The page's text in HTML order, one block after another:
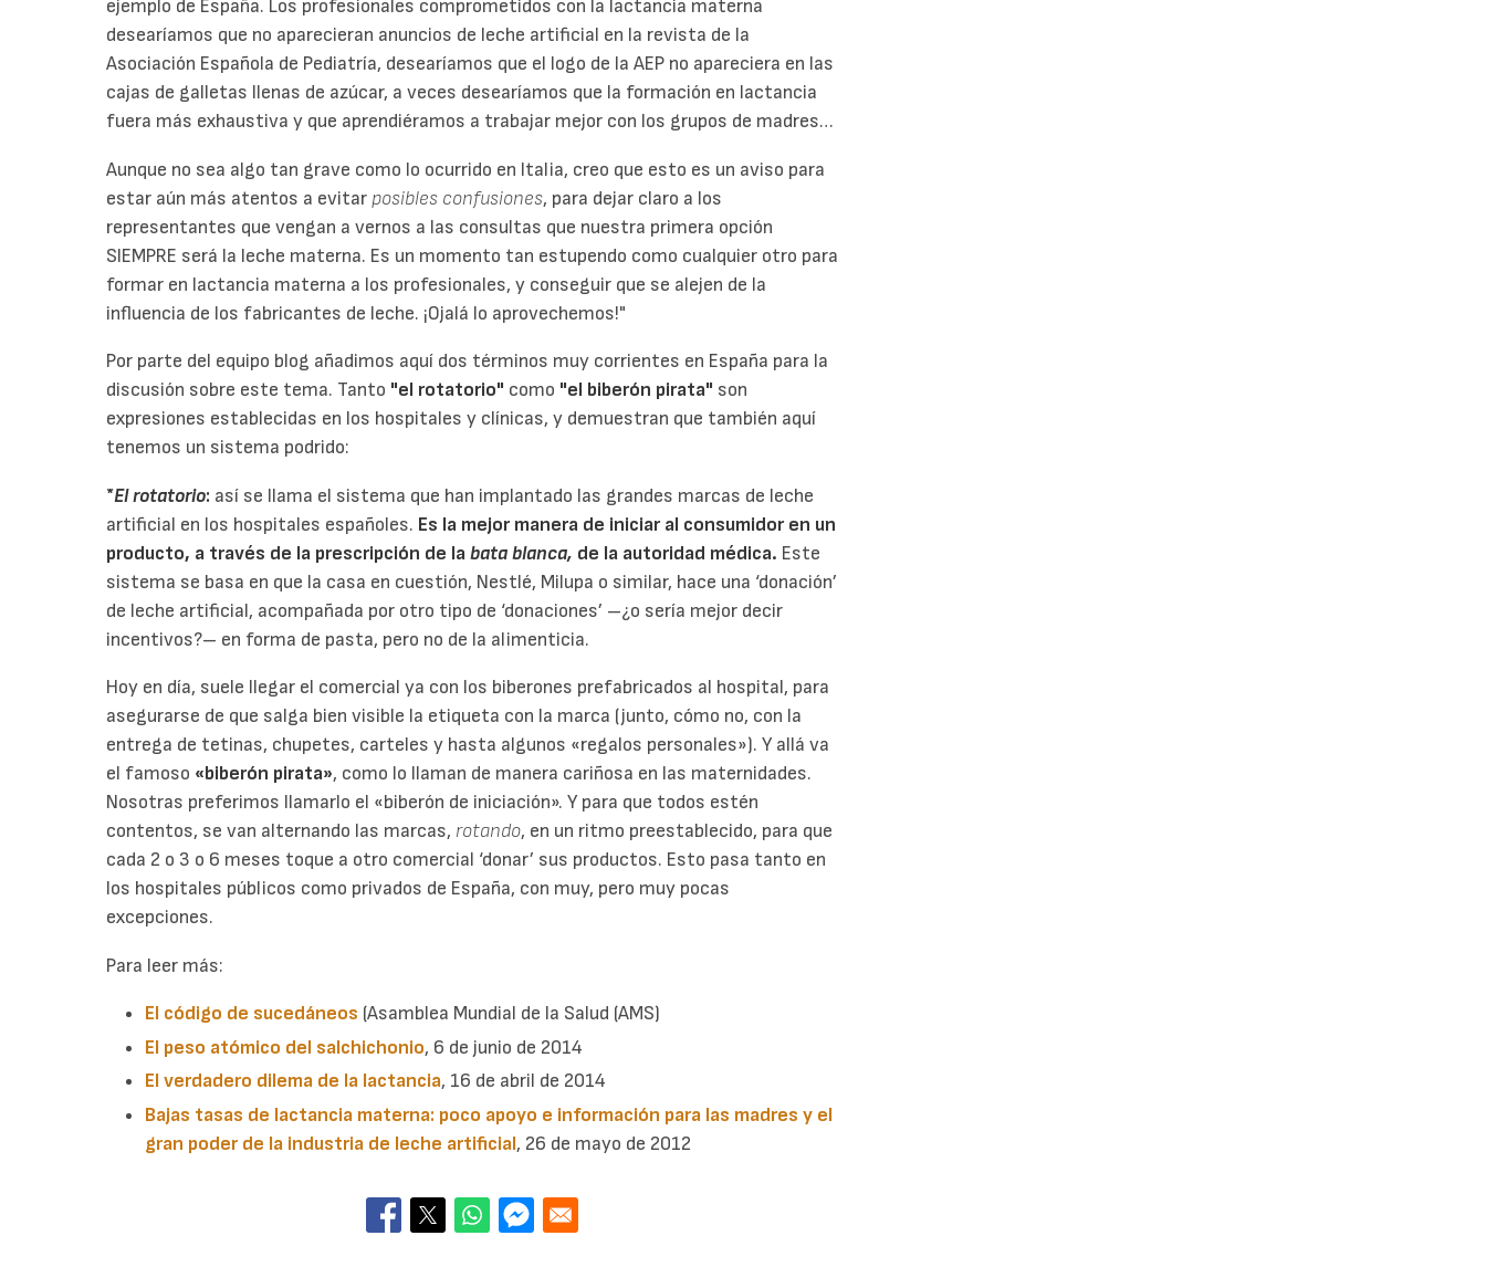
ejemplo de España. Los profesionales comprometidos con la lactancia materna
desearíamos que no aparecieran anuncios de leche artificial en la revista de la
Asociación Española de Pediatría, desearíamos que el logo de la AEP no apareciera en las
cajas de galletas llenas de azúcar, a veces desearíamos que la formación en lactancia
fuera más exhaustiva y que aprendiéramos a trabajar mejor con los grupos de madres…
Aunque no sea algo tan grave como lo ocurrido en Italia, creo que esto es un aviso para
estar aún más atentos a evitar posibles confusiones, para dejar claro a los
representantes que vengan a vernos a las consultas que nuestra primera opción
SIEMPRE será la leche materna. Es un momento tan estupendo como cualquier otro para
formar en lactancia materna a los profesionales, y conseguir que se alejen de la
influencia de los fabricantes de leche. ¡Ojalá lo aprovechemos!"
Por parte del equipo blog añadimos aquí dos términos muy corrientes en España para la
discusión sobre este tema. Tanto "el rotatorio" como "el biberón pirata" son
expresiones establecidas en los hospitales y clínicas, y demuestran que también aquí
tenemos un sistema podrido:
*El rotatorio: así se llama el sistema que han implantado las grandes marcas de leche
artificial en los hospitales españoles. Es la mejor manera de iniciar al consumidor en un
producto, a través de la prescripción de la bata blanca, de la autoridad médica. Este
sistema se basa en que la casa en cuestión, Nestlé, Milupa o similar, hace una ‘donación’
de leche artificial, acompañada por otro tipo de ‘donaciones’ –¿o sería mejor decir
incentivos?– en forma de pasta, pero no de la alimenticia.
Hoy en día, suele llegar el comercial ya con los biberones prefabricados al hospital, para
asegurarse de que salga bien visible la etiqueta con la marca (junto, cómo no, con la
entrega de tetinas, chupetes, carteles y hasta algunos «regalos personales»). Y allá va
el famoso «biberón pirata», como lo llaman de manera cariñosa en las maternidades.
Nosotras preferimos llamarlo el «biberón de iniciación». Y para que todos estén
contentos, se van alternando las marcas, rotando, en un ritmo preestablecido, para que
cada 2 o 3 o 6 meses toque a otro comercial ‘donar’ sus productos. Esto pasa tanto en
los hospitales públicos como privados de España, con muy, pero muy pocas
excepciones.
Para leer más:
El código de sucedáneos (Asamblea Mundial de la Salud (AMS)
El peso atómico del salchichonio, 6 de junio de 2014
El verdadero dilema de la lactancia, 16 de abril de 2014
Bajas tasas de lactancia materna: poco apoyo e información para las madres y el
gran poder de la industria de leche artificial, 26 de mayo de 2012